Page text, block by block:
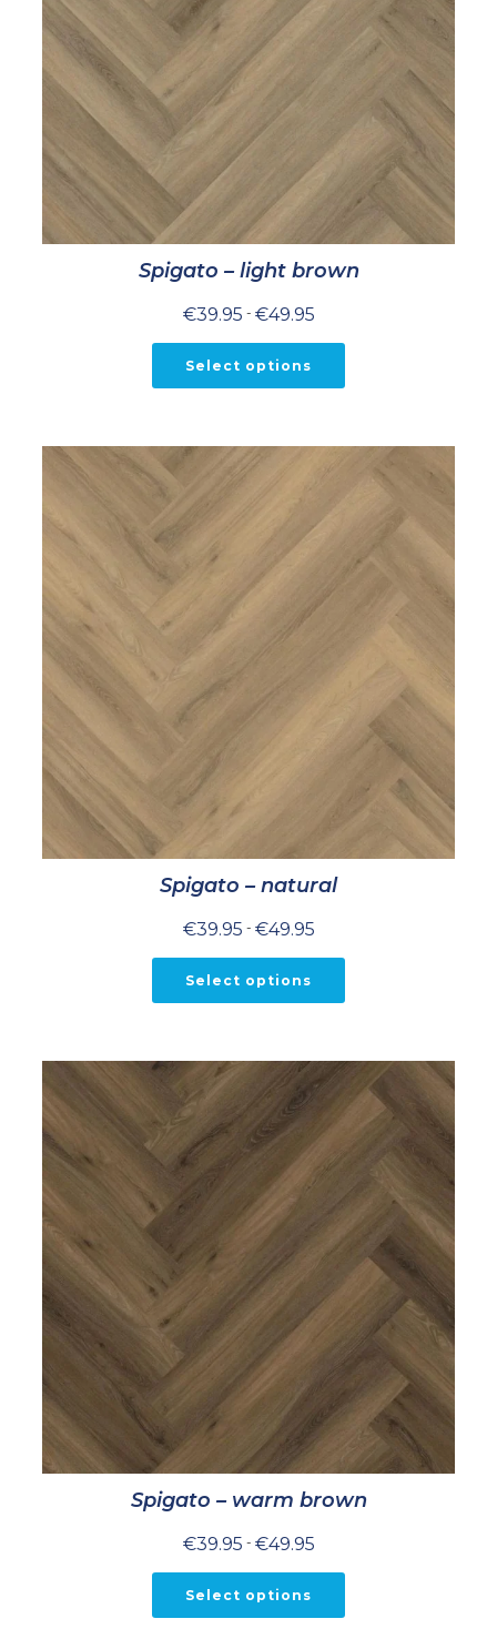
Spigato – light brown
€39.95 - €49.95Prijsklasse:
tot
Select options
Spigato – natural
€39.95 - €49.95Prijsklasse:
tot
Select options
Spigato – warm brown
€39.95 - €49.95Prijsklasse:
tot
Select options